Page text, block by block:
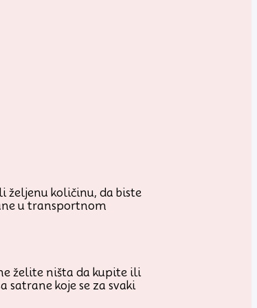
željenu količinu, da biste
u transportnom
želite ništa da kupite ili
satrane koje se za svaki